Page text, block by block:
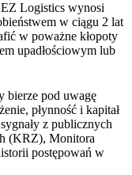
Logistics wynosi
w ciągu 2 lat
w poważne kłopoty
upadłościowym lub
bierze pod uwagę
płynność i kapitał
z publicznych
(KRZ), Monitora
postępowań w